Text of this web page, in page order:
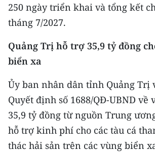
RADIO
MEDIA CENTER
Video
Media Chính trị
Media Kinh tế
250 ngày triển khai và tổng kết
tháng 7/2027.
Quảng Trị hỗ trợ 35,9 tỷ đồng
biển xa
Ủy ban nhân dân tỉnh Quảng Trị
Quyết định số 1688/QĐ-UBND về
35,9 tỷ đồng từ nguồn Trung
hỗ trợ kinh phí cho các tàu cá
thác hải sản trên các vùng biển